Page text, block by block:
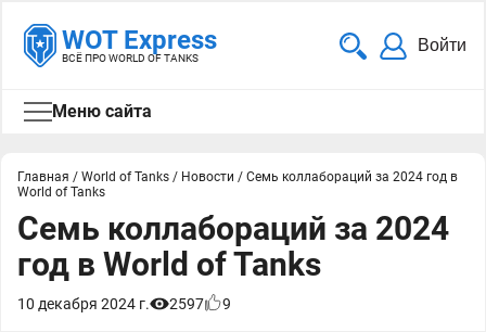
WOT Express
ВСЁ ПРО WORLD OF TANKS
Войти
Меню сайта
Главная / World of Tanks / Новости / Семь коллабораций за 2024 год в
World of Tanks
Семь коллабораций за 2024
год в World of Tanks
10 декабря 2024 г. 2597 9